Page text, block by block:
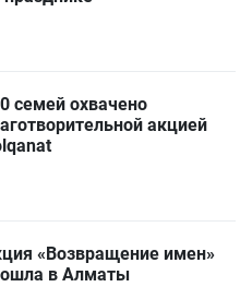
семей охвачено
акцией
«Возвращение имен»
в Алматы